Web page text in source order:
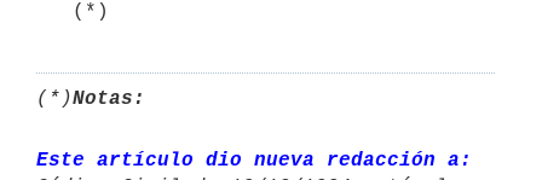
(*)Notas:
Este artículo dio nueva redacción a: